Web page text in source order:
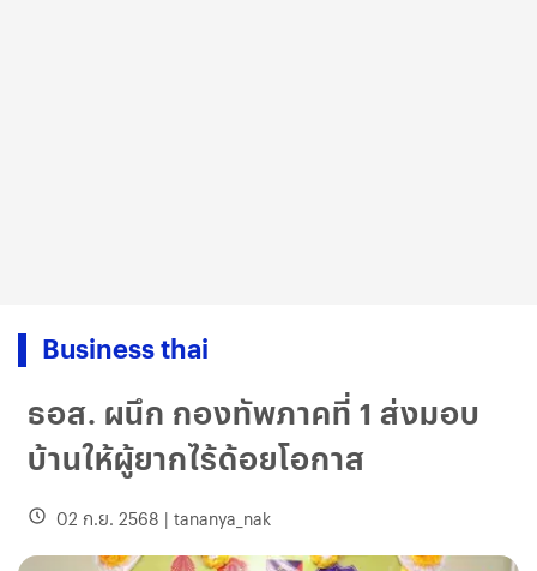
Business thai
ธอส. ผนึก กองทัพภาคที่ 1 ส่งมอบ
บ้านให้ผู้ยากไร้ด้อยโอกาส
02 ก.ย. 2568 | tananya_nak